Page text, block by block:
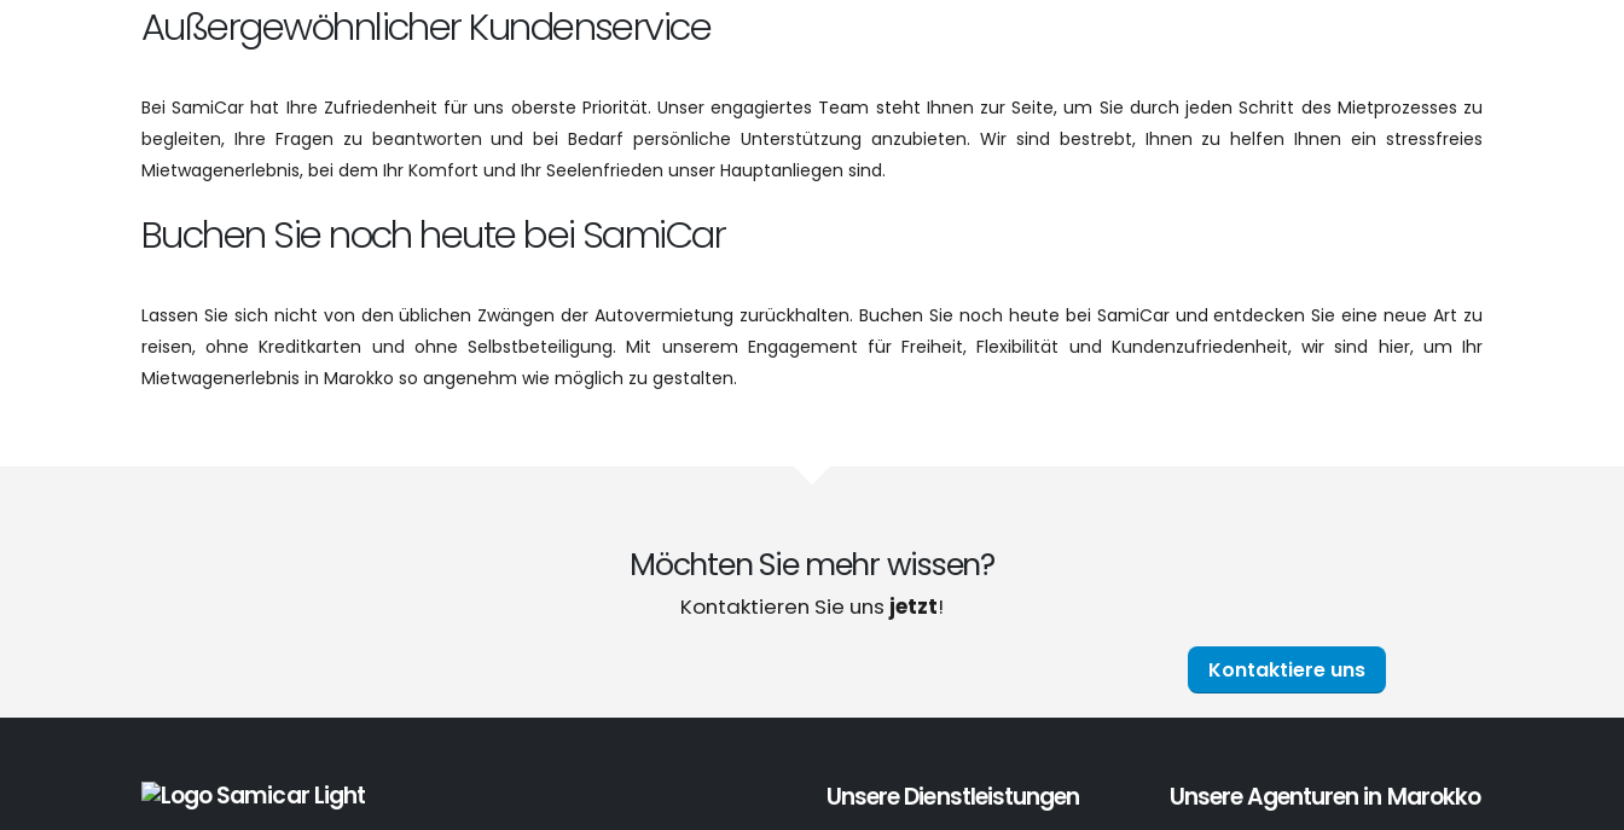
Außergewöhnlicher Kundenservice
Bei SamiCar hat Ihre Zufriedenheit für uns oberste Priorität. Unser engagiertes Team steht Ihnen zur Seite, um Sie durch jeden Schritt des Mietprozesses zu
begleiten, Ihre Fragen zu beantworten und bei Bedarf persönliche Unterstützung anzubieten. Wir sind bestrebt, Ihnen zu helfen Ihnen ein stressfreies
Mietwagenerlebnis, bei dem Ihr Komfort und Ihr Seelenfrieden unser Hauptanliegen sind.
Buchen Sie noch heute bei SamiCar
Lassen Sie sich nicht von den üblichen Zwängen der Autovermietung zurückhalten. Buchen Sie noch heute bei SamiCar und entdecken Sie eine neue Art zu
reisen, ohne Kreditkarten und ohne Selbstbeteiligung. Mit unserem Engagement für Freiheit, Flexibilität und Kundenzufriedenheit, wir sind hier, um Ihr
Mietwagenerlebnis in Marokko so angenehm wie möglich zu gestalten.
Möchten Sie mehr wissen?
Kontaktieren Sie uns jetzt!
Kontaktiere uns
Unsere Dienstleistungen Unsere Agenturen in Marokko